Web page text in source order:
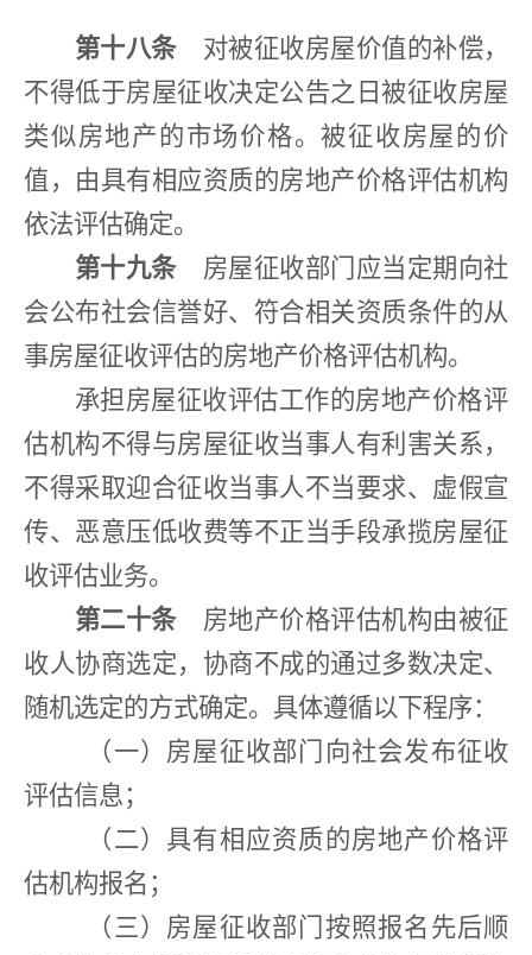
第十八条
对被征收房屋价值的补偿，
不得低于房屋征收决定公告之日被征收房屋
类似房地产的市场价格。被征收房屋的价
值，由具有相应资质的房地产价格评估机构
依法评估确定。
第十九条
房屋征收部门应当定期向社
会公布社会信誉好、符合相关资质条件的从
事房屋征收评估的房地产价格评估机构。
承担房屋征收评估工作的房地产价格评
估机构不得与房屋征收当事人有利害关系，
不得采取迎合征收当事人不当要求、虚假宣
传、恶意压低收费等不正当手段承揽房屋征
收评估业务。
第二十条
房地产价格评估机构由被征
收人协商选定，协商不成的通过多数决定、
随机选定的方式确定。具体遵循以下程序：
（一）房屋征收部门向社会发布征收
评估信息；
（二）具有相应资质的房地产价格评
估机构报名；
（三）房屋征收部门按照报名先后顺